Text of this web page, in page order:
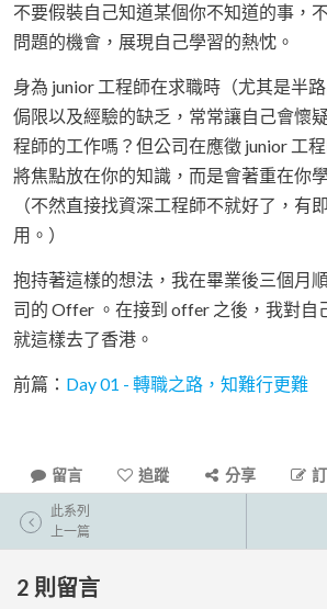
不要假裝自己知道某個你不知道的事，
問題的機會，展現自己學習的熱忱。
身為 junior 工程師在求職時（尤其是半
侷限以及經驗的缺乏，常常讓自己會懷
程師的工作嗎？但公司在應徵 junior 工
將焦點放在你的知識，而是會著重在你
（不然直接找資深工程師不就好了，有
用。）
抱持著這樣的想法，我在畢業後三個月
司的 Offer 。在接到 offer 之後，我對自
就這樣去了香港。
前篇： Day 01 - 轉職之路，知難行更難
留言 追蹤 分享
此系列
上一篇
2 則留言